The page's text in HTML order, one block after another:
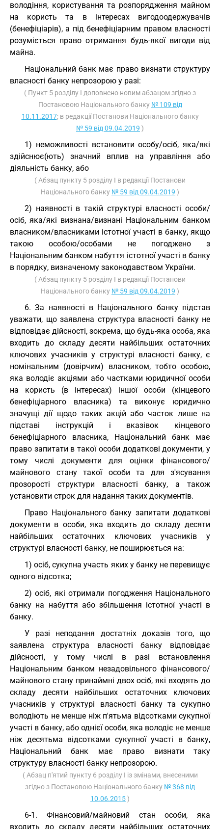
володіння, користування та розпорядження майном
на користь та в інтересах вигодоодержувачів
(бенефіціарів), а під бенефіціарним правом власності
розуміється право отримання будь-якої вигоди від
майна.
Національний банк має право визнати структуру
власності банку непрозорою у разі:
( Пункт 5 розділу I доповнено новим абзацом згідно з
Постановою Національного банку № 109 від
10.11.2017; в редакції Постанови Національного банку
№ 59 від 09.04.2019 )
1) неможливості встановити особу/осіб, яка/які
здійснює(ють) значний вплив на управління або
діяльність банку, або
( Абзац пункту 5 розділу I в редакції Постанови
Національного банку № 59 від 09.04.2019 )
2) наявності в такій структурі власності особи/
осіб, яка/які визнана/визнані Національним банком
власником/власниками істотної участі в банку, якщо
такою особою/особами не погоджено з
Національним банком набуття істотної участі в банку
в порядку, визначеному законодавством України.
( Абзац пункту 5 розділу I в редакції Постанови
Національного банку № 59 від 09.04.2019 )
6. За наявності в Національного банку підстав
уважати, що заявлена структура власності банку не
відповідає дійсності, зокрема, що будь-яка особа, яка
входить до складу десяти найбільших остаточних
ключових учасників у структурі власності банку, є
номінальним (довірчим) власником, тобто особою,
яка володіє акціями або частками юридичної особи
на користь (в інтересах) іншої особи (кінцевого
бенефіціарного власника) та виконує юридично
значущі дії щодо таких акцій або часток лише на
підставі інструкцій і вказівок кінцевого
бенефіціарного власника, Національний банк має
право запитати в такої особи додаткові документи, у
тому числі документи для оцінки фінансового/
майнового стану такої особи та для з'ясування
прозорості структури власності банку, а також
установити строк для надання таких документів.
Право Національного банку запитати додаткові
документи в особи, яка входить до складу десяти
найбільших остаточних ключових учасників у
структурі власності банку, не поширюється на:
1) осіб, сукупна участь яких у банку не перевищує
одного відсотка;
2) осіб, які отримали погодження Національного
банку на набуття або збільшення істотної участі в
банку.
У разі неподання достатніх доказів того, що
заявлена структура власності банку відповідає
дійсності, у тому числі в разі встановлення
Національним банком незадовільного фінансового/
майнового стану принаймні двох осіб, які входять до
складу десяти найбільших остаточних ключових
учасників у структурі власності банку та сукупно
володіють не менше ніж п'ятьма відсотками сукупної
участі в банку, або однієї особи, яка володіє не менше
ніж десятьма відсотками сукупної участі в банку,
Національний банк має право визнати таку
структуру власності банку непрозорою.
( Абзац п'ятий пункту 6 розділу I із змінами, внесеними
згідно з Постановою Національного банку № 368 від
10.06.2015)
6-1. Фінансовий/майновий стан особи, яка
входить до складу десяти найбільших остаточних